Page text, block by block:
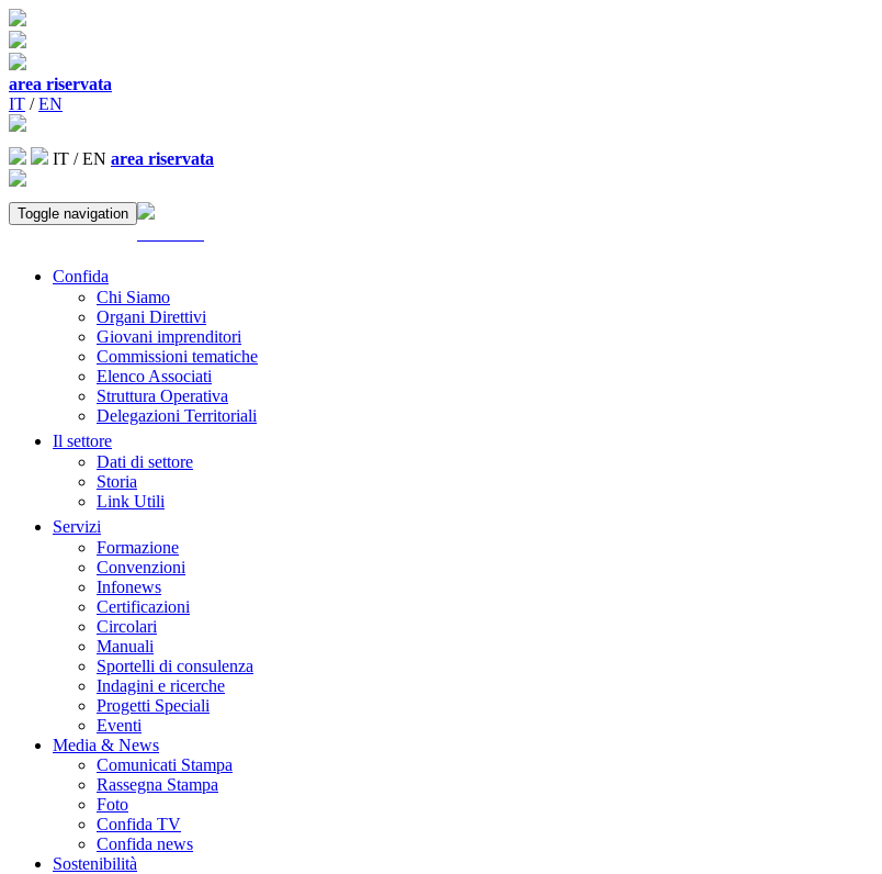
area riservata
IT /EN
IT /EN area riservata
Toggle navigation
Confida
Chi Siamo
Organi Direttivi
Giovani imprenditori
Commissioni tematiche
Elenco Associati
Struttura Operativa
Delegazioni Territoriali
Il settore
Dati di settore
Storia
Link Utili
Servizi
Formazione
Convenzioni
Infonews
Certificazioni
Circolari
Manuali
Sportelli di consulenza
Indagini e ricerche
Progetti Speciali
Eventi
Media & News
Comunicati Stampa
Rassegna Stampa
Foto
Confida TV
Confida news
Sostenibilità